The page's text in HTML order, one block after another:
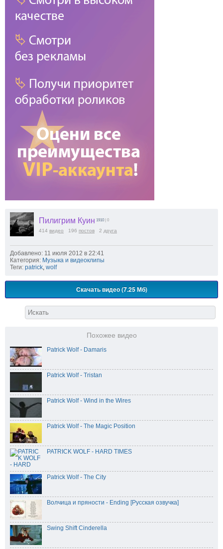
Пилигрим Куин 1910 | 0
414 видео 196 постов 2 друга
Добавлено: 11 июля 2012 в 22:41
Категория: Музыка и видеоклипы
Теги: patrick, wolf
Скачать видео (7.25 Мб)
Похожее видео
Patrick Wolf - Damaris
Patrick Wolf - Tristan
Patrick Wolf - Wind in the Wires
Patrick Wolf - The Magic Position
PATRICK WOLF - HARD TIMES
Patrick Wolf - The City
Волчица и пряности - Ending [Русская озвучка]
Swing Shift Cinderella